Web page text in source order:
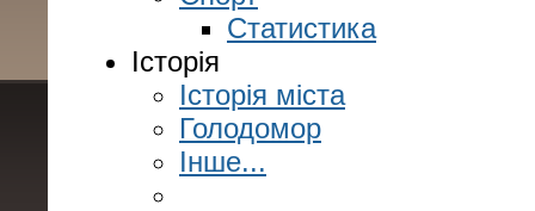
Статистика
Історія
Історія міста
Голодомор
Інше...